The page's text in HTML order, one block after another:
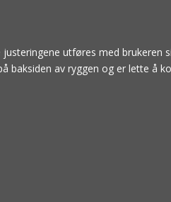
utføres med brukeren
baksiden av ryggen og er lette å